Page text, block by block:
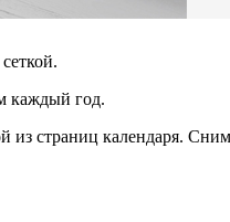
каждый год.
страниц календаря.